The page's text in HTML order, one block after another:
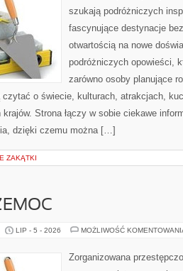
szukają podróżniczych
fascynujące destynacje
otwartością na nowe
podróżniczych opowieści,
zarówno osoby planujące
czytać o świecie, kulturach, atrakcjach,
Strona łączy w sobie ciekawe
dzięki czemu można […]
ZAKĄTKI
LIP - 5 - 2026 MOŻLIWOŚĆ
Zorganizowana